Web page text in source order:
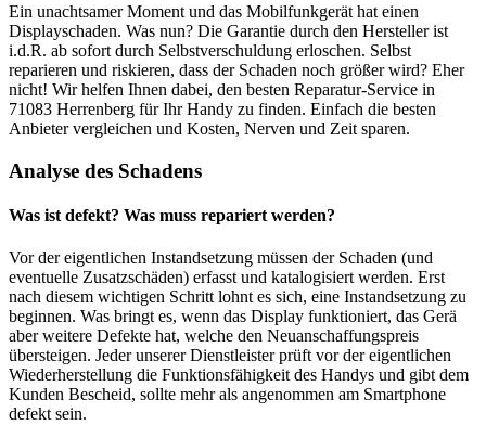
Ein unachtsamer Moment und das Mobilfunkgerät hat einen
Displayschaden. Was nun? Die Garantie durch den Hersteller ist
i.d.R. ab sofort durch Selbstverschuldung erloschen. Selbst
reparieren und riskieren, dass der Schaden noch größer wird? Eher
nicht! Wir helfen Ihnen dabei, den besten Reparatur-Service in
71083 Herrenberg für Ihr Handy zu finden. Einfach die besten
Anbieter vergleichen und Kosten, Nerven und Zeit sparen.
Analyse des Schadens
Was ist defekt? Was muss repariert werden?
Vor der eigentlichen Instandsetzung müssen der Schaden (und
eventuelle Zusatzschäden) erfasst und katalogisiert werden. Erst
nach diesem wichtigen Schritt lohnt es sich, eine Instandsetzung zu
beginnen. Was bringt es, wenn das Display funktioniert, das Gerä
aber weitere Defekte hat, welche den Neuanschaffungspreis
übersteigen. Jeder unserer Dienstleister prüft vor der eigentlichen
Wiederherstellung die Funktionsfähigkeit des Handys und gibt dem
Kunden Bescheid, sollte mehr als angenommen am Smartphone
defekt sein.